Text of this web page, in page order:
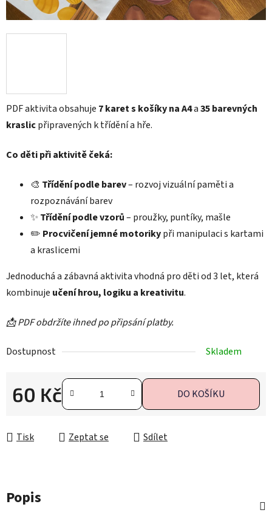
PDF aktivita obsahuje 7 karet s košíky na A4a35 barevných
kraslicpřipravených k třídění a hře.
Co děti při aktivitě čeká:
🎨 Třídění podle barev– rozvoj vizuální paměti a
rozpoznávání barev
✨ Třídění podle vzorů– proužky, puntíky, mašle
✏️ Procvičení jemné motorikypři manipulaci s kartami
a kraslicemi
Jednoduchá a zábavná aktivita vhodná pro děti od 3 let, která
kombinuje učení hrou, logiku a kreativitu.
📩 PDF obdržíte ihned po připsání platby.
Dostupnost Skladem
60 Kč DO KOŠÍKU
Tisk Zeptat se Sdílet
Popis